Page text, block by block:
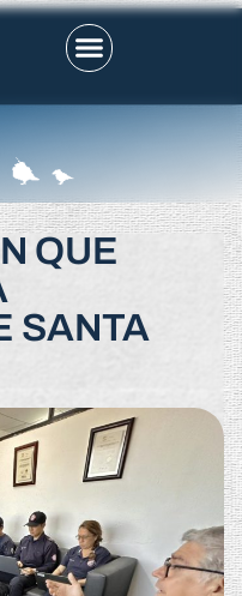
QUE
SANTA